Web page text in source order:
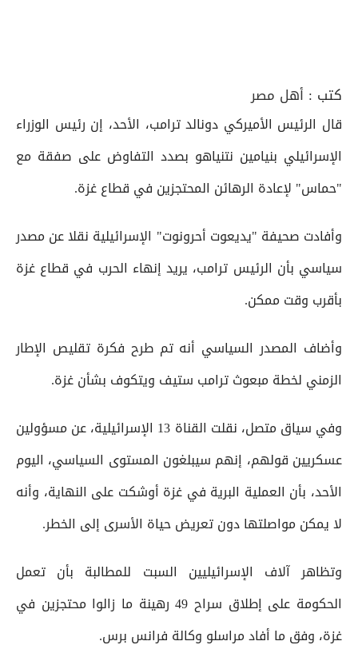
كتب : أهل مصر
قال الرئيس الأميركي دونالد ترامب، الأحد، إن رئيس الوزراء
الإسرائيلي بنيامين نتنياهو بصدد التفاوض على صفقة مع
"حماس" لإعادة الرهائن المحتجزين في قطاع غزة.
وأفادت صحيفة "يديعوت أحرونوت" الإسرائيلية نقلا عن مصدر
سياسي بأن الرئيس ترامب، يريد إنهاء الحرب في قطاع غزة
بأقرب وقت ممكن.
وأضاف المصدر السياسي أنه تم طرح فكرة تقليص الإطار
الزمني لخطة مبعوث ترامب ستيف ويتكوف بشأن غزة.
وفي سياق متصل، نقلت القناة 13 الإسرائيلية، عن مسؤولين
عسكريين قولهم، إنهم سيبلغون المستوى السياسي، اليوم
الأحد، بأن العملية البرية في غزة أوشكت على النهاية، وأنه
لا يمكن مواصلتها دون تعريض حياة الأسرى إلى الخطر.
وتظاهر آلاف الإسرائيليين السبت للمطالبة بأن تعمل
الحكومة على إطلاق سراح 49 رهينة ما زالوا محتجزين في
غزة، وفق ما أفاد مراسلو وكالة فرانس برس.